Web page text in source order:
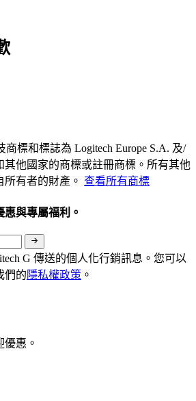
標和標誌為 Logitech Europe S.A. 及/
其他國家的商標或註冊商標。所有其他
有者的財產。 查看所有商標
與專屬福利。
G 傳送的個人化行銷訊息。您可以
們的隱私權政策 。
惠。